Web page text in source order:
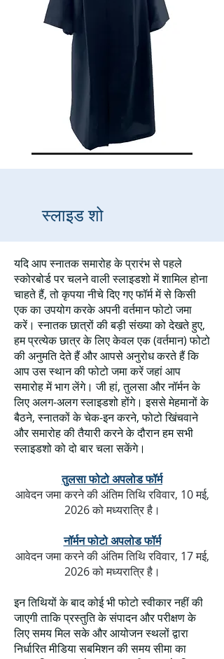
स्लाइड शो
यदि आप स्नातक समारोह के प्रारंभ से पहले
स्कोरबोर्ड पर चलने वाली स्लाइडशो में शामिल होना
चाहते हैं, तो कृपया नीचे दिए गए फॉर्म में से किसी
एक का उपयोग करके अपनी वर्तमान फोटो जमा
करें। स्नातक छात्रों की बड़ी संख्या को देखते हुए,
हम प्रत्येक छात्र के लिए केवल एक (वर्तमान) फोटो
की अनुमति देते हैं और आपसे अनुरोध करते हैं कि
आप उस स्थान की फोटो जमा करें जहां आप
समारोह में भाग लेंगे। जी हां, तुलसा और नॉर्मन के
लिए अलग-अलग स्लाइडशो होंगे। इससे मेहमानों के
बैठने, स्नातकों के चेक-इन करने, फोटो खिंचवाने
और समारोह की तैयारी करने के दौरान हम सभी
स्लाइडशो को दो बार चला सकेंगे।
तुलसा फोटो अपलोड फॉर्म
आवेदन जमा करने की अंतिम तिथि रविवार, 10 मई,
2026 को मध्यरात्रि है।
नॉर्मन फोटो अपलोड फॉर्म
आवेदन जमा करने की अंतिम तिथि रविवार, 17 मई,
2026 को मध्यरात्रि है।
इन तिथियों के बाद कोई भी फोटो स्वीकार नहीं की
जाएगी ताकि प्रस्तुति के संपादन और परीक्षण के
लिए समय मिल सके और आयोजन स्थलों द्वारा
निर्धारित मीडिया सबमिशन की समय सीमा का